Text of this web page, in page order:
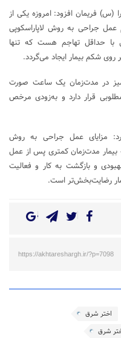
فریمان افزود: امروزه یکی از
عمل جراحی به روش لاپاراسکوپی
حداقل تهاجم هست که تنها
شکم بیمار ایجاد می‌گردد.
در مدت‌زمان یک ساعت صورت
قرار دارد و به‌زودی مرخص
مزایای عمل جراحی به روش
بیمار مدت‌زمان کمتری پس از عمل
و بازگشت به کار و فعالیت
رضایت‌بخش‌تر است.
https://akhtareshargh.ir/?p=7098
اختر شرق
شرق